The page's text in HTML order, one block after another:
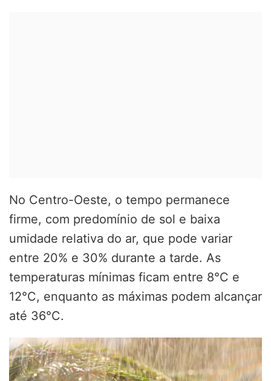
No Centro-Oeste, o tempo permanece
firme, com predomínio de sol e baixa
umidade relativa do ar, que pode variar
entre 20% e 30% durante a tarde. As
temperaturas mínimas ficam entre 8°C e
12°C, enquanto as máximas podem alcançar
até 36°C.